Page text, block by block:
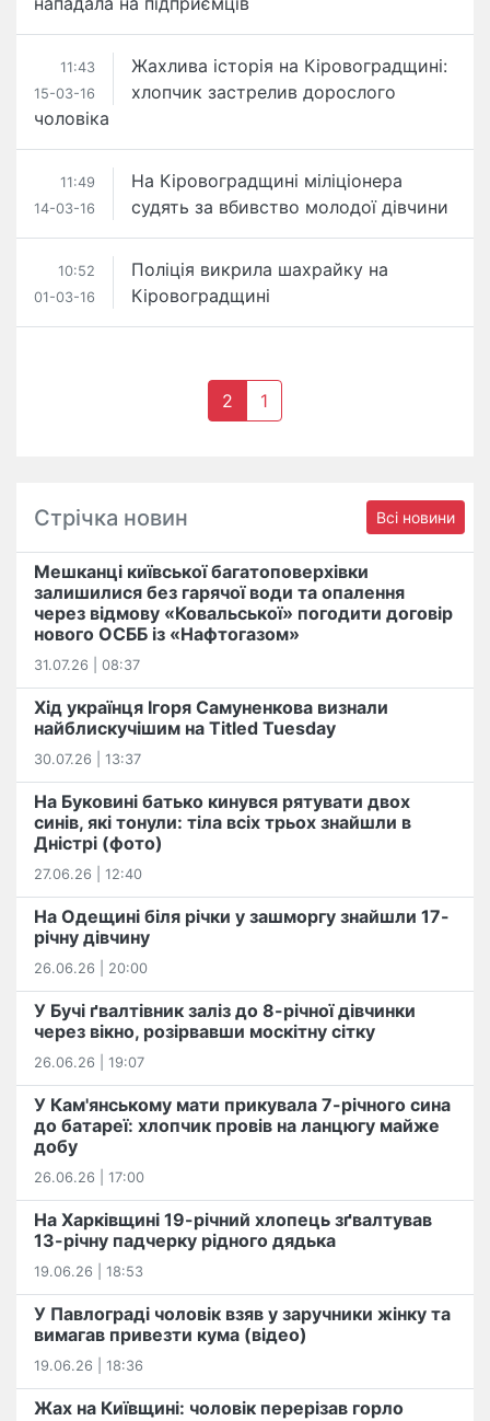
11:43
15-03-16
Жахлива історія на Кіровоградщині:
хлопчик застрелив дорослого
чоловіка
11:49
14-03-16
На Кіровоградщині міліціонера
судять за вбивство молодої дівчини
10:52
01-03-16
Поліція викрила шахрайку на
Кіровоградщині
2 1
Стрічка новин Всі новини
Мешканці київської багатоповерхівки
залишилися без гарячої води та опалення
через відмову «Ковальської» погодити договір
нового ОСББ із «Нафтогазом»
31.07.26 | 08:37
Хід українця Ігоря Самуненкова визнали
найблискучішим на Titled Tuesday
30.07.26 | 13:37
На Буковині батько кинувся рятувати двох
синів, які тонули: тіла всіх трьох знайшли в
Дністрі (фото)
27.06.26 | 12:40
На Одещині біля річки у зашморгу знайшли 17-
річну дівчину
26.06.26 | 20:00
У Бучі ґвалтівник заліз до 8-річної дівчинки
через вікно, розірвавши москітну сітку
26.06.26 | 19:07
У Кам'янському мати прикувала 7-річного сина
до батареї: хлопчик провів на ланцюгу майже
добу
26.06.26 | 17:00
На Харківщині 19-річний хлопець​ ️зґвалтував
13-річну падчерку рідного дядька
19.06.26 | 18:53
У Павлограді чоловік взяв у заручники жінку та
вимагав привезти кума (відео)
19.06.26 | 18:36
Жах на Київщині: чоловік перерізав горло